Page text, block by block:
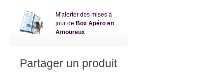
M'alerter des mises à
jour de Box Apéro en
Amoureux
Partager un produit